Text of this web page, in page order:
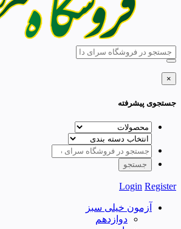
×
جستجوی پیشرفته
Login Register
آزمون خیلی سبز
دوازدهم